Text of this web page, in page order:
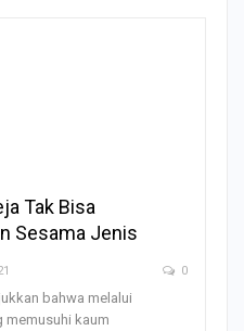
Tak Bisa
Sesama Jenis
0
bahwa melalui
memusuhi kaum